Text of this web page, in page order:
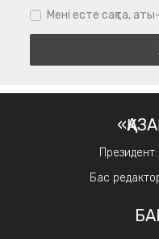
Мені есте сақта,
Бас